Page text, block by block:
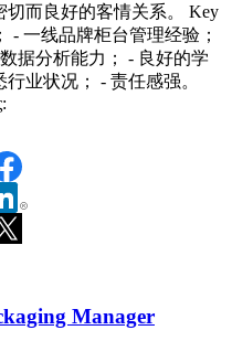
而良好的客情关系。 Key
- 一线品牌柜台管理经验；
据分析能力； - 良好的学
业状况； - 责任感强。
Manager